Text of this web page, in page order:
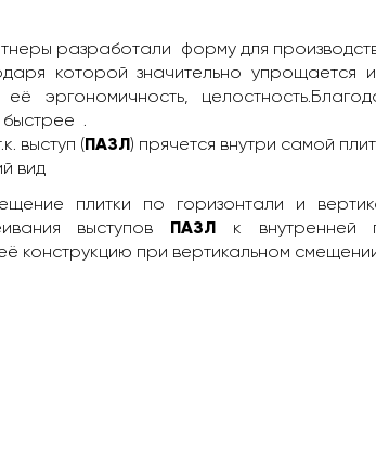
разработали форму для
которой значительно упрощается
эргономичность,
.
выступ (ПАЗЛ) прячется внутри самой
вид
плитки по горизонтали и
выступов ПАЗЛ к внутренней
конструкцию при вертикальном